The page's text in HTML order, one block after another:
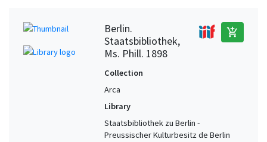
Berlin.
Staatsbibliothek,
Ms. Phill. 1898
add_shopping_cart
Collection
Arca
Library
Staatsbibliothek zu Berlin -
Preussischer Kulturbesitz de Berlin